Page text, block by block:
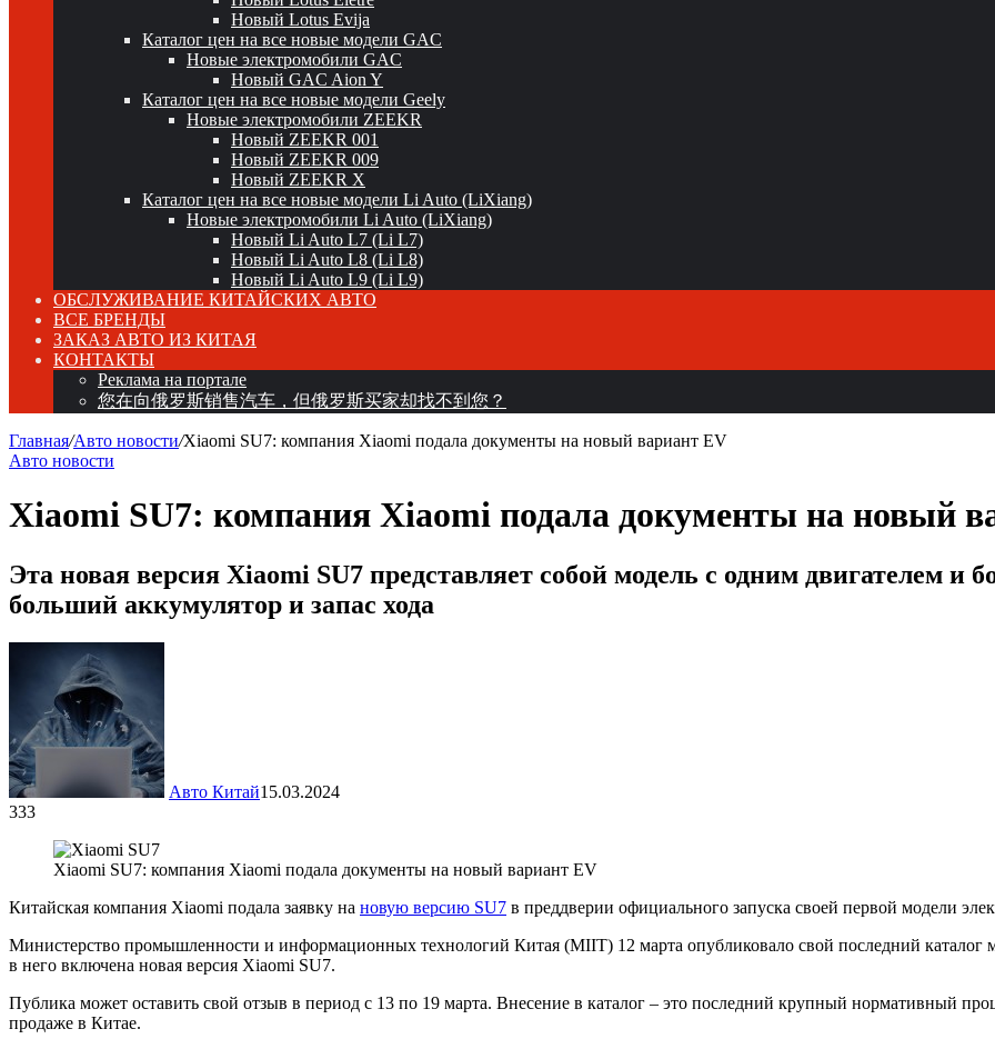
Новый Lotus Evija
Каталог цен на все новые модели GAC
Новые электромобили GAC
Новый GAC Aion Y
Каталог цен на все новые модели Geely
Новые электромобили ZEEKR
Новый ZEEKR 001
Новый ZEEKR 009
Новый ZEEKR X
Каталог цен на все новые модели Li Auto (LiXiang)
Новые электромобили Li Auto (LiXiang)
Новый Li Auto L7 (Li L7)
Новый Li Auto L8 (Li L8)
Новый Li Auto L9 (Li L9)
ОБСЛУЖИВАНИЕ КИТАЙСКИХ АВТО
ВСЕ БРЕНДЫ
ЗАКАЗ АВТО ИЗ КИТАЯ
КОНТАКТЫ
Реклама на портале
您在向俄罗斯销售汽车，但俄罗斯买家却找不到您？
Главная/Авто новости/Xiaomi SU7: компания Xiaomi подала документы на новый вариант EV
Авто новости
Xiaomi SU7: компания Xiaomi подала документы на новый
Эта новая версия Xiaomi SU7 представляет собой модель с одним двигателем и
больший аккумулятор и запас хода
Авто Китай15.03.2024
333
Xiaomi SU7: компания Xiaomi подала документы на новый вариант EV
Китайская компания Xiaomi подала заявку на новую версию SU7 в преддверии официального запуска своей первой модели
Министерство промышленности и информационных технологий Китая (MIIT) 12 марта опубликовало свой последний каталог
в него включена новая версия Xiaomi SU7.
Публика может оставить свой отзыв в период с 13 по 19 марта. Внесение в каталог – это последний крупный нормативный
продаже в Китае.